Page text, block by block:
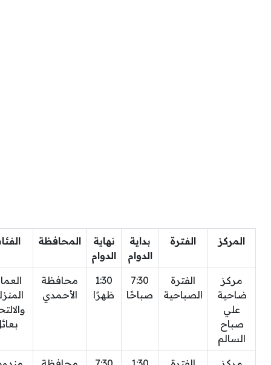
المركز الفترة
بداية
الدوام
نهاية
الدوام
المحافظة
مركز
ضاحية
علي
صباح
السالم
الفترة
الصباحية
7:30
صباحًا
1:30
ظهرًا
محافظة
الأحمدي